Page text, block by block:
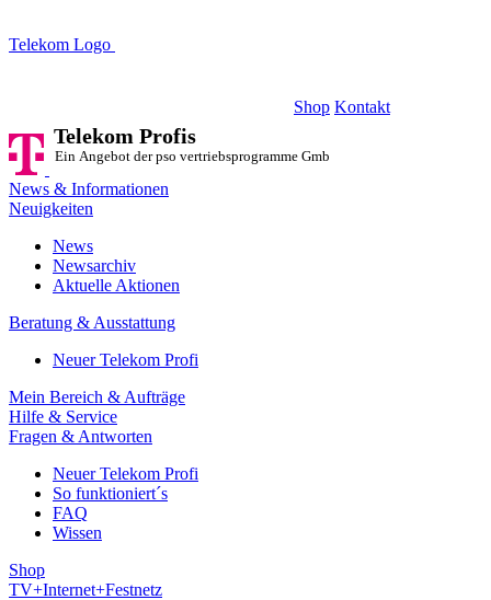
Telekom Logo
Shop Kontakt
Telekom Profis
Ein Angebot der pso vertriebsprogramme GmbH
News & Informationen
Neuigkeiten
News
Newsarchiv
Aktuelle Aktionen
Beratung & Ausstattung
Neuer Telekom Profi
Mein Bereich & Aufträge
Hilfe & Service
Fragen & Antworten
Neuer Telekom Profi
So funktioniert´s
FAQ
Wissen
Shop
TV+Internet+Festnetz